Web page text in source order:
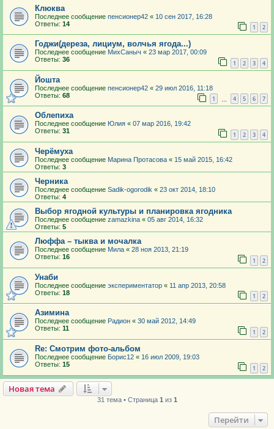
Клюква
Последнее сообщение пенсионер42 « 10 сен 2017, 16:28
Ответы: 14 1 2
Годжи(дереза, лициум, волчья ягода...)
Последнее сообщение МихСаныч « 23 мар 2017, 00:09
Ответы: 36 1 2 3 4
Йошта
Последнее сообщение пенсионер42 « 29 июл 2016, 11:18
Ответы: 68 1 4 5 6 7
Облепиха
Последнее сообщение Юлия « 07 мар 2016, 19:42
Ответы: 31 1 2 3 4
Черёмуха
Последнее сообщение Марина Протасова « 15 май 2015, 16:42
Ответы: 3
Черника
Последнее сообщение Sadik-ogorodik « 23 окт 2014, 18:10
Ответы: 4
Выбор ягодной культуры и планировка ягодника
Последнее сообщение zamazkina « 05 авг 2014, 16:32
Ответы: 5
Люффа – тыква и мочалка
Последнее сообщение Мила « 28 ноя 2013, 21:19
Ответы: 16 1 2
Унаби
Последнее сообщение экспериментатор « 11 апр 2013, 20:58
Ответы: 18 1 2
Азимина
Последнее сообщение Радион « 30 май 2012, 14:49
Ответы: 11 1 2
Re: Смотрим фото-альбом
Последнее сообщение Борис12 « 16 июл 2009, 19:03
Ответы: 15 1 2
Новая тема
31 тема • Страница 1 из 1
Перейти